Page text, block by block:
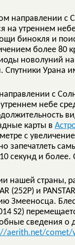
направлении
на утреннем
бинокля и
более
новолуний
Спутники Урана
с
небе
карты в
с
запечатлеть
секунд и более.
нашей страны,
(252P) и
Змееносца.
S2)
сведения о
aerith.net/comet/